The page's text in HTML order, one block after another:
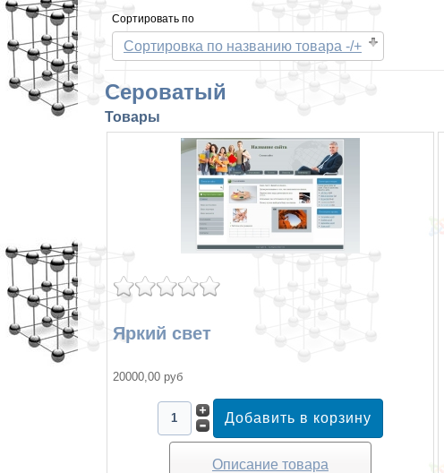
Сортировать по
Сортировка по названию товара -/+
Сероватый
Товары
Яркий свет
20000,00 руб
Описание товара